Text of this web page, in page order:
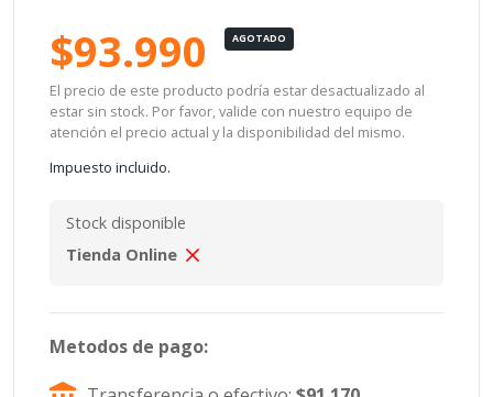
$93.990 AGOTADO
El precio de este producto podría estar desactualizado al
estar sin stock. Por favor, valide con nuestro equipo de
atención el precio actual y la disponibilidad del mismo.
Impuesto incluido.
Stock disponible
Tienda Online
Metodos de pago: